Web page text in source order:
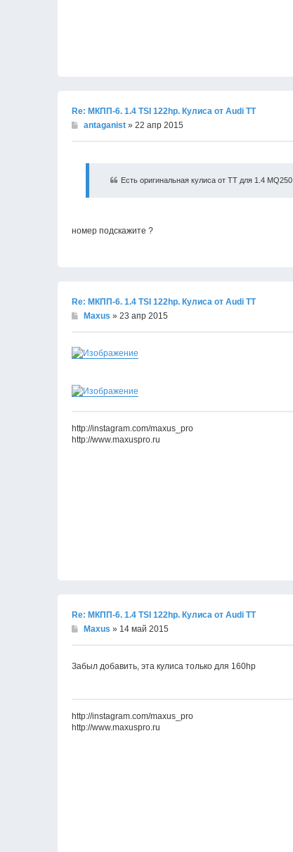
Re: МКПП-6. 1.4 TSI 122hp. Кулиса от Audi TT
antaganist » 22 апр 2015
Есть оригинальная кулиса от ТТ для 1.4 MQ250
номер подскажите ?
Re: МКПП-6. 1.4 TSI 122hp. Кулиса от Audi TT
Maxus » 23 апр 2015
http://instagram.com/maxus_pro
http://www.maxuspro.ru
Re: МКПП-6. 1.4 TSI 122hp. Кулиса от Audi TT
Maxus » 14 май 2015
Забыл добавить, эта кулиса только для 160hp
http://instagram.com/maxus_pro
http://www.maxuspro.ru